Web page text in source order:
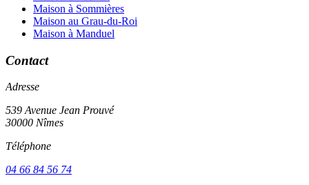
Maison à Sommières
Maison au Grau-du-Roi
Maison à Manduel
Contact
Adresse
539 Avenue Jean Prouvé
30000 Nîmes
Téléphone
04 66 84 56 74